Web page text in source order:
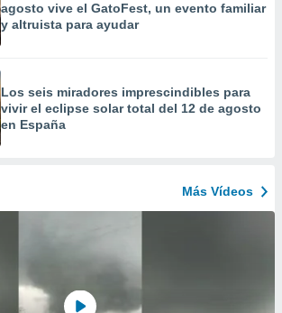
agosto vive el GatoFest, un evento familiar
y altruista para ayudar
Los seis miradores imprescindibles para
vivir el eclipse solar total del 12 de agosto
en España
Más Vídeos